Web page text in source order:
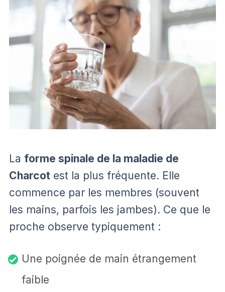
La forme spinale de la maladie de
Charcot est la plus fréquente. Elle
commence par les membres (souvent
les mains, parfois les jambes). Ce que le
proche observe typiquement :
Une poignée de main étrangement
faible